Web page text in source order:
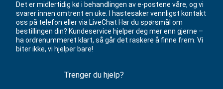
Det er midlertidig kø i behandlingen av e-postene våre, og vi
svarer innen omtrent en uke. I hastesaker vennligst kontakt
oss på telefon eller via LiveChat Har du spørsmål om
bestillingen din? Kundeservice hjelper deg mer enn gjerne –
ha ordrenummeret klart, så går det raskere å finne frem. Vi
biter ikke, vi hjelper bare!
Trenger du hjelp?